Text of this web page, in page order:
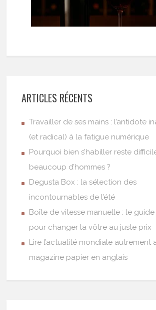
ARTICLES RÉCENTS
Travailler de ses mains : l’antidote
(et radical) à la fatigue numérique
Pourquoi bien s’habiller reste
beaucoup d’hommes ?
Degusta Box : la sélection des
incontournables de l’été
Boîte de vitesse manuelle : le
pour changer la vôtre au juste prix
Lire l’actualité mondiale autrement
magazine papier en anglais